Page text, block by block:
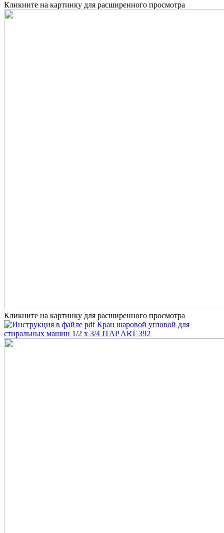
Кликните на картинку для расширенного просмотра
Кликните на картинку для расширенного просмотра